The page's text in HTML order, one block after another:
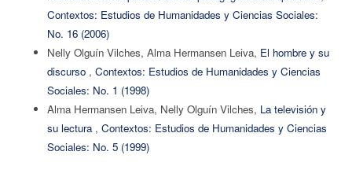
Contextos: Estudios de Humanidades y Ciencias Sociales:
No. 16 (2006)
Nelly Olguín Vilches, Alma Hermansen Leiva, El hombre y su
discurso , Contextos: Estudios de Humanidades y Ciencias
Sociales: No. 1 (1998)
Alma Hermansen Leiva, Nelly Olguín Vilches, La televisión y
su lectura , Contextos: Estudios de Humanidades y Ciencias
Sociales: No. 5 (1999)